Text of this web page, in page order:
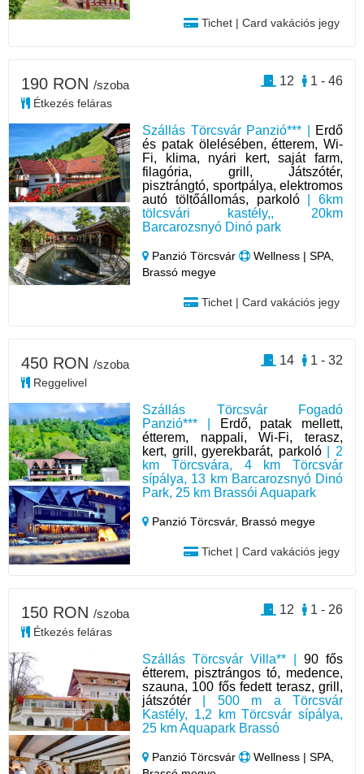
Tichet | Card vakációs jegy
Szállás Törcsvár Panzió*** |
Erdő
és patak ölelésében, étterem, Wi-
Fi, klima, nyári kert, saját farm,
filagória, grill, Játszótér,
pisztrángtó, sportpálya, elektromos
autó töltőállomás, parkoló| 6km
tölcsvári kastély,, 20km
Barcarozsnyó Dinó park
Panzió Törcsvár
Wellness | SPA,
Brassó megye
Tichet | Card vakációs jegy
190 RON /szoba
Étkezés feláras
1 - 46
12
Szállás Törcsvár Fogadó
Panzió*** |
Erdő, patak mellett,
étterem, nappali, Wi-Fi, terasz,
kert, grill, gyerekbarát, parkoló| 2
km Törcsvára, 4 km Törcsvár
sípálya, 13 km Barcarozsnyó Dinó
Park, 25 km Brassói Aquapark
Panzió Törcsvár, Brassó megye
Tichet | Card vakációs jegy
450 RON /szoba
Reggelivel
1 - 32
14
Szállás Törcsvár Villa** |90 fős
étterem, pisztrángos tó, medence,
szauna, 100 fős fedett terasz, grill,
játszótér | 500 m a Törcsvár
Kastély, 1,2 km Törcsvár sípálya,
25 km Aquapark Brassó
Panzió Törcsvár
Wellness | SPA,
150 RON /szoba
Étkezés feláras
1 - 26
12